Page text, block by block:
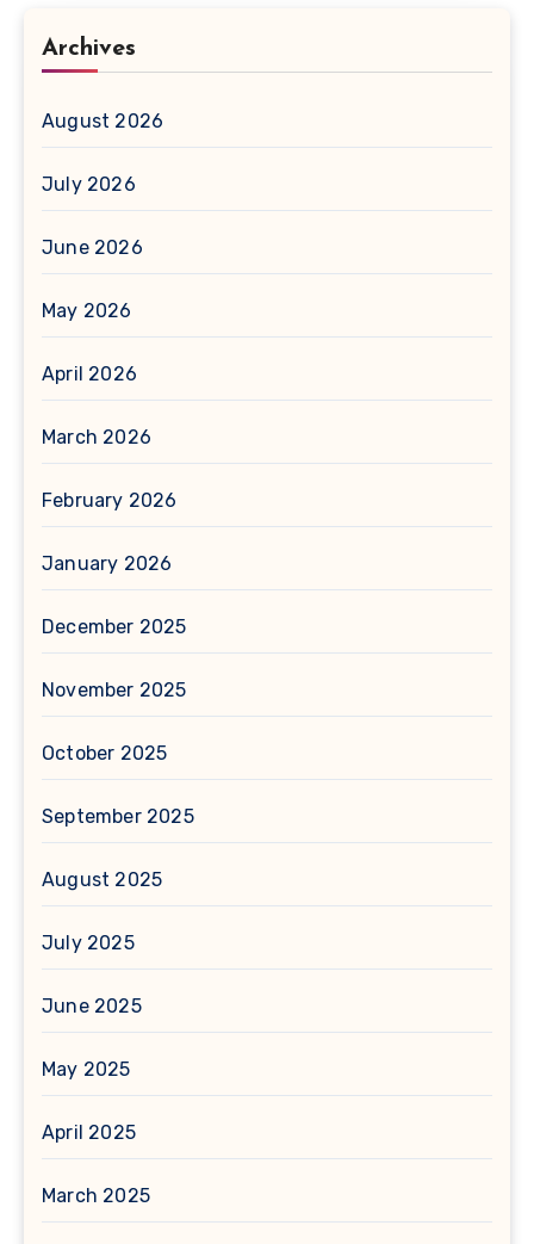
Archives
August 2026
July 2026
June 2026
May 2026
April 2026
March 2026
February 2026
January 2026
December 2025
November 2025
October 2025
September 2025
August 2025
July 2025
June 2025
May 2025
April 2025
March 2025